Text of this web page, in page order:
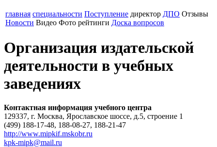
главная специальности Поступление директор ДПО Отзывы
Новости Видео Фото рейтинги Доска вопросов
Организация издательской
деятельности в учебных
заведениях
Контактная информация учебного центра
129337, г. Москва, Ярославское шоссе, д.5, строение 1
(499) 188-17-48, 188-08-27, 188-21-47
http://www.mipkif.mskobr.ru
kpk-mipk@mail.ru